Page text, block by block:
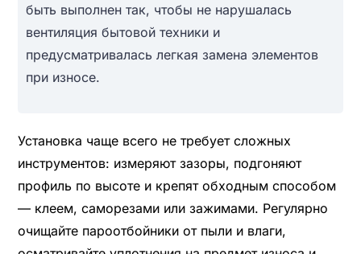
быть выполнен так, чтобы не нарушалась
вентиляция бытовой техники и
предусматривалась легкая замена элементов
при износе.
Установка чаще всего не требует сложных
инструментов: измеряют зазоры, подгоняют
профиль по высоте и крепят обходным способом
— клеем, саморезами или зажимами. Регулярно
очищайте пароотбойники от пыли и влаги,